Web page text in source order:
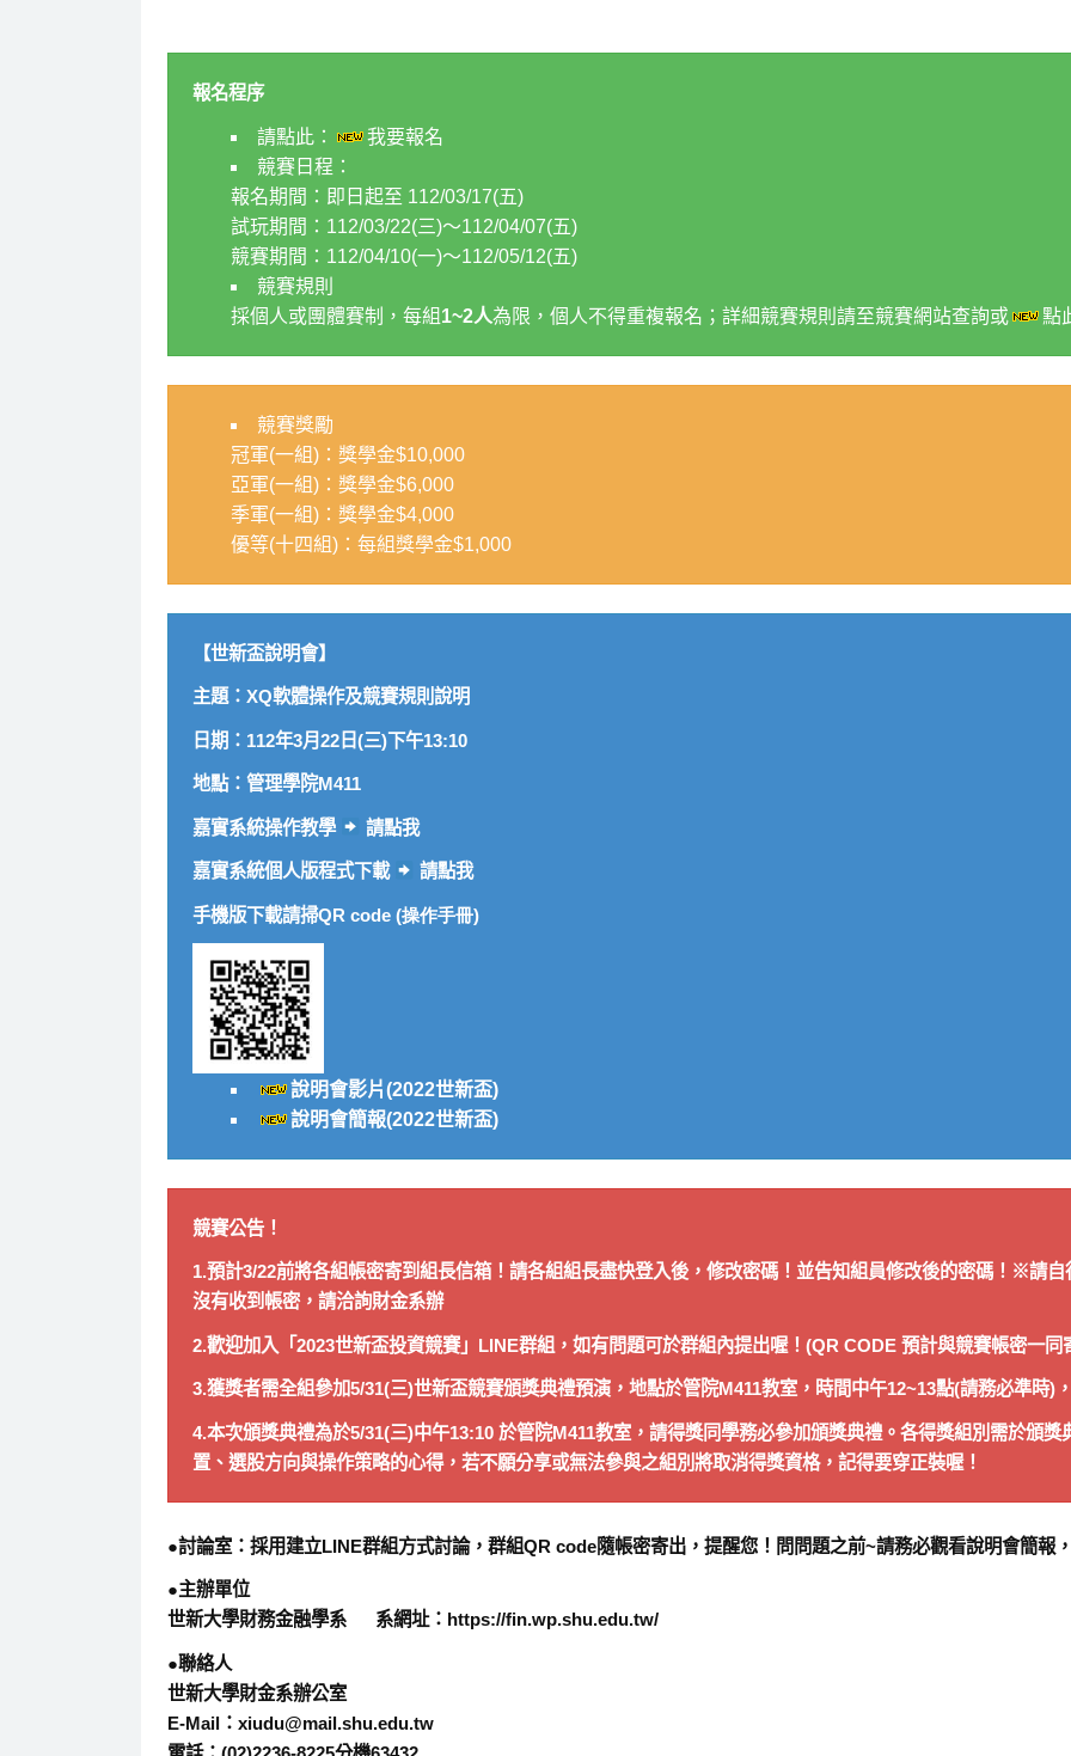
報名程序
請點此：
我要報名
競賽日程：
報名期間：即日起至 112/03/17(五)
試玩期間：112/03/22(三)～112/04/07(五)
競賽期間：112/04/10(一)～112/05/12(五)
競賽規則
採個人或團體賽制，每組 1~2人為限，個人不得重複報名；詳細競賽規則請至競賽網站查詢或 點
競賽獎勵
冠軍(一組)：獎學金$10,000
亞軍(一組)：獎學金$6,000
季軍(一組)：獎學金$4,000
優等(十四組)：每組獎學金$1,000
【世新盃說明會】
主題：XQ軟體操作及競賽規則說明
日期：112年3月22日(三)下午13:10
地點：管理學院M411
嘉實系統操作教學 請點我
嘉實系統個人版程式下載 請點我
手機版下載請掃QR code (操作手冊)
說明會影片(2022世新盃)
說明會簡報(2022世新盃)
競賽公告！
1.預計3/22前將各組帳密寄到組長信箱！請各組組長盡快登入後，修改密碼！並告知組員修改後的密碼！※請
沒有收到帳密，請洽詢財金系辦
2.歡迎加入「2023世新盃投資競賽」LINE群組，如有問題可於群組內提出喔！(QR CODE 預計與競賽帳密一同
3.獲獎者需全組參加5/31(三)世新盃競賽頒獎典禮預演，地點於管院M411教室，時間中午12~13點(請務必準時)
4.本次頒獎典禮為於5/31(三)中午13:10 於管院M411教室，請得獎同學務必參加頒獎典禮。各得獎組別需於頒
置、選股方向與操作策略的心得，若不願分享或無法參與之組別將取消得獎資格，記得要穿正裝喔！
●討論室：採用建立LINE群組方式討論，群組QR code隨帳密寄出，提醒您！問問題之前~請務必觀看說明會簡報
●主辦單位
世新大學財務金融學系 系網址：https://fin.wp.shu.edu.tw/
●聯絡人
世新大學財金系辦公室
E-Mail：xiudu@mail.shu.edu.tw